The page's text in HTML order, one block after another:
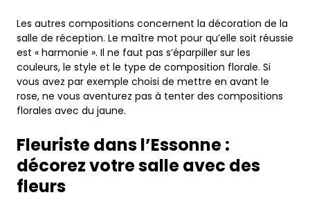
Les autres compositions concernent la décoration de la
salle de réception. Le maître mot pour qu’elle soit réussie
est « harmonie ». Il ne faut pas s’éparpiller sur les
couleurs, le style et le type de composition florale. Si
vous avez par exemple choisi de mettre en avant le
rose, ne vous aventurez pas à tenter des compositions
florales avec du jaune.
Fleuriste dans l’Essonne :
décorez votre salle avec des
fleurs